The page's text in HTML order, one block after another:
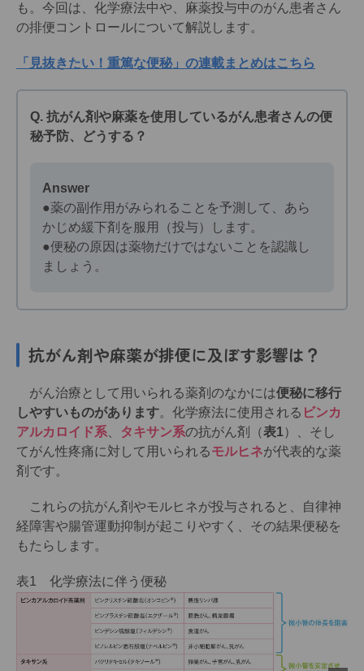
も。今回は、化学療法中や、麻薬投与中のがん患者さん
の排便コントロールについて解説します。
「見抜きたい！重篤な便秘」の連載まとめはこちら
Q. 抗がん剤や麻薬を使用しているがん患者さんの便
秘予防、どうする？
Answer
●薬の副作用がみられることを予測して、あら
かじめ緩下剤を服用（投与）します。
●便秘の原因は薬物だけではないことを認識し
ましょう。
抗がん剤や麻薬が排便に及ぼす影響は？
がん治療として用いられる薬剤のなかには便秘に移行
しやすいものがあります。化学療法に使用される ビンカ
アルカロイド系
タキサン系の抗がん剤（表1）、そし
てがん性疼痛に対して用いられるモルヒネが代表的な薬
剤です。
これらの抗がん剤やモルヒネが投与されると、自律神
経障害や腸管運動抑制が起こりやすく、その結果便秘を
もたらします。
表1 化学療法に伴う便秘